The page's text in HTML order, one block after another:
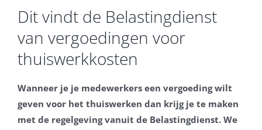
Dit vindt de Belastingdienst
van vergoedingen voor
thuiswerkkosten
Wanneer je je medewerkers een vergoeding wilt
geven voor het thuiswerken dan krijg je te maken
met de regelgeving vanuit de Belastingdienst. We